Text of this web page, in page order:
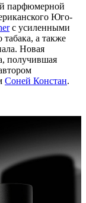
парфюмерной
Юго-
с усиленными
табака, а также
Новая
получившая
Соней Констан.